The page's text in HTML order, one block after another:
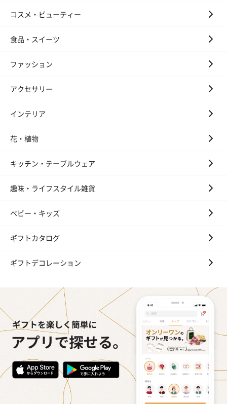
コスメ・ビューティー
食品・スイーツ
ファッション
アクセサリー
インテリア
花・植物
キッチン・テーブルウェア
趣味・ライフスタイル雑貨
ベビー・キッズ
ギフトカタログ
ギフトデコレーション